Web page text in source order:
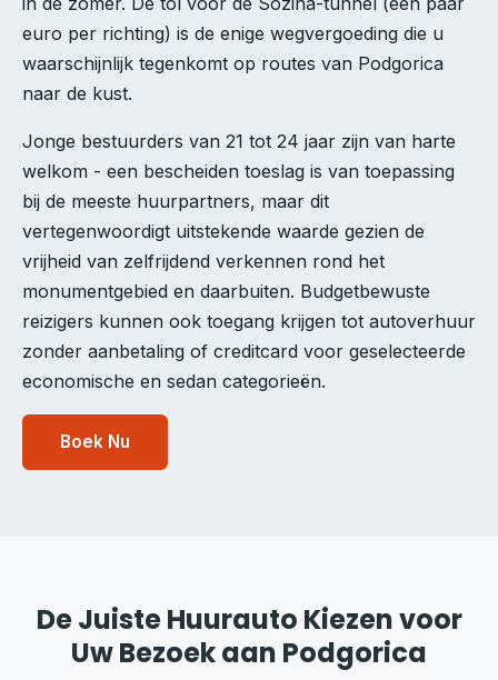
euro per richting) is de enige wegvergoeding die u
waarschijnlijk tegenkomt op routes van Podgorica
naar de kust.
Jonge bestuurders van 21 tot 24 jaar zijn van harte
welkom - een bescheiden toeslag is van toepassing
bij de meeste huurpartners, maar dit
vertegenwoordigt uitstekende waarde gezien de
vrijheid van zelfrijdend verkennen rond het
monumentgebied en daarbuiten. Budgetbewuste
reizigers kunnen ook toegang krijgen tot autoverhuur
zonder aanbetaling of creditcard voor geselecteerde
economische en sedan categorieën.
Boek Nu
De Juiste Huurauto Kiezen voor
Uw Bezoek aan Podgorica